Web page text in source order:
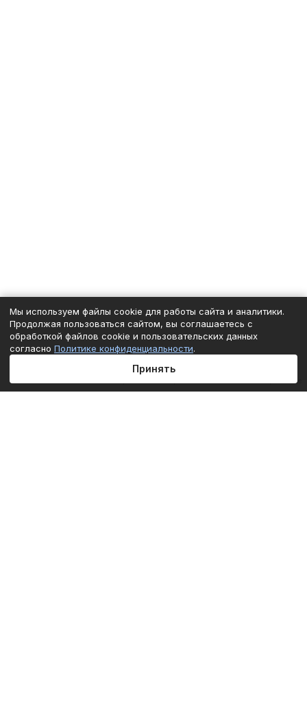
Сравнение
Мы используем файлы cookie для работы сайта и аналитики.
Продолжая пользоваться сайтом, вы соглашаетесь с
обработкой файлов cookie и пользовательских данных
согласно Политике конфиденциальности.
Принять